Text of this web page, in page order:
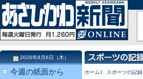
ホーム スポーツの記録
2026年8月6日（木）
今週の紙面から